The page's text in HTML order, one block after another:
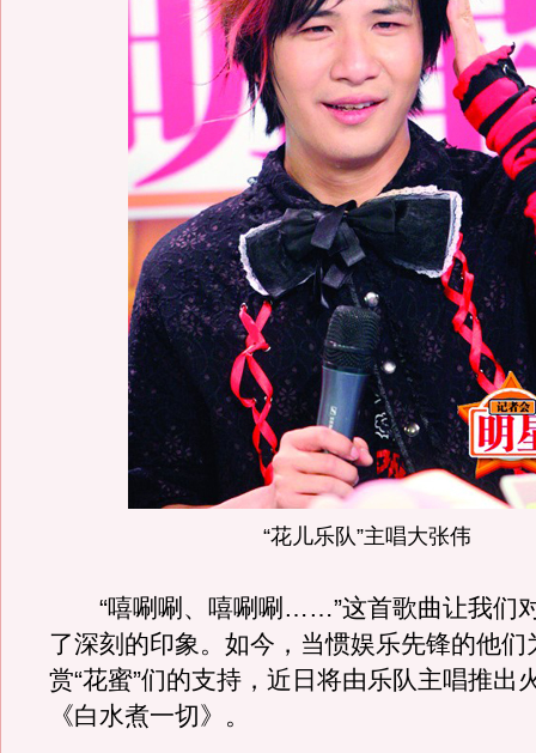
“花儿乐队”主唱大张伟
“嘻唰唰、嘻唰唰……”这首歌曲让我们对
了深刻的印象。如今，当惯娱乐先锋的他们
赏“花蜜”们的支持，近日将由乐队主唱推出
《白水煮一切》。